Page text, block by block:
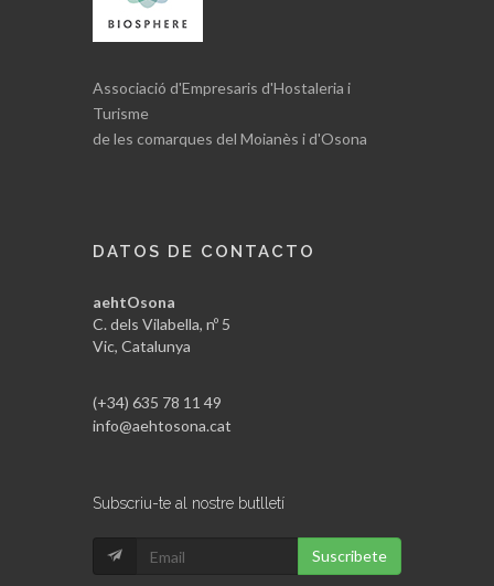
Associació d'Empresaris d'Hostaleria i
Turisme
de les comarques del Moianès i d'Osona
DATOS DE CONTACTO
aehtOsona
C. dels Vilabella, nº 5
Vic, Catalunya
(+34) 635 78 11 49
info@aehtosona.cat
Subscriu-te al nostre butlletí
Suscribete